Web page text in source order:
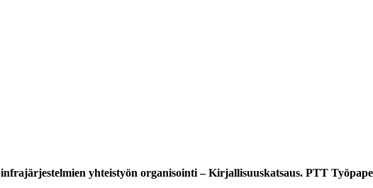
yhteistyön organisointi – Kirjallisuuskatsaus. PTT